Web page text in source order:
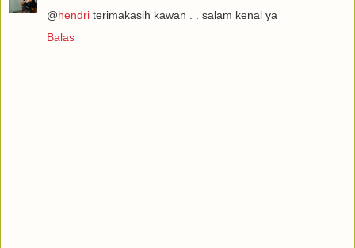
@hendri terimakasih kawan . . salam kenal ya
Balas